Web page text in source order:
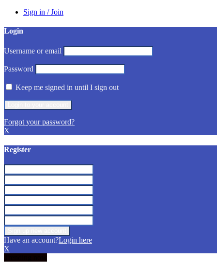
Sign in / Join
Login
Username or email
Password
Keep me signed in until I sign out
Forgot your password?
X
Register
Have an account?Login here
X